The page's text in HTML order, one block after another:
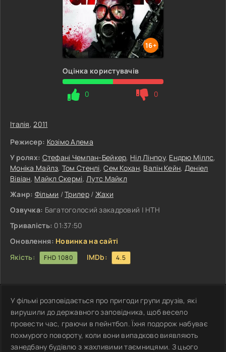
16+
Оцінка користувачів
0 0
Італія,2011
Режисер: Козімо Алема
У ролях: Стефані Чемпан-Бейкер, Ніл Лінпоу, Ендрю Міллс,
Моніка Майлз, Том Стенлі,Сем Кохан, Валін Кейн, Деніел
Вівіан, Майкл Скермі,Лутс Майкл
Жанр: Фільми /Трилер/ Жахи
Озвучка: Багатоголосий закадровий | НТН
Тривалість: 01:37:50
Оновлення: Новинка на сайті
Якість:
FHD 1080 IMDb: 4.5
У фільмі розповідається про пригоди групи друзів, які
вирушили до державного заповідника, щоб весело
провести час, граючи в пейнтбол. Їхня подорож набуває
похмурого повороту, коли вони випадково виявляють
занедбану будівлю з жахливими таємницями. З цього